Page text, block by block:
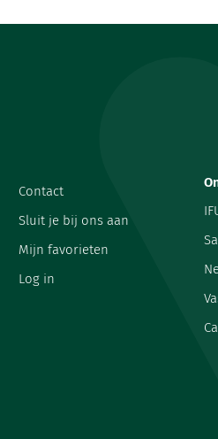
Contact
Sluit je bij ons aan
Mijn favorieten
Log in